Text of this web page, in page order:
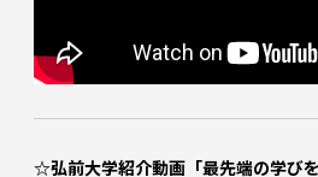
☆弘前大学紹介動画「最先端の学び